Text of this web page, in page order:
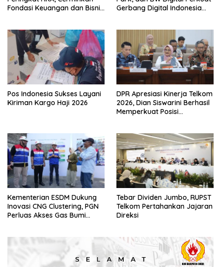
Fondasi Keuangan dan Bisnis
Gerbang Digital Indonesia
Pos Indonesia Sukses Layani
Kiriman Kargo Haji 2026
DPR Apresiasi Kinerja Telkom
2026, Dian Siswarini Berhasil
Memperkuat Posisi
Kementerian ESDM Dukung
Inovasi CNG Clustering, PGN
Perluas Akses Gas Bumi
Tebar Dividen Jumbo, RUPST
Telkom Pertahankan Jajaran
Direksi